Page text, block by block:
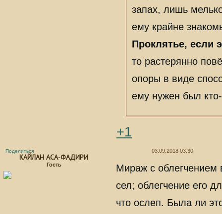
запах, лишь
ему крайне
Проклятье, если
то растерянно
опоры в виде
ему нужен был
+1
Поделиться 03.09.2018 03:30
КАЙЛАН АСА-ФАДИРИ
Гость
Мираж с облегчением
сел; облегчение его
что ослеп. Была ли